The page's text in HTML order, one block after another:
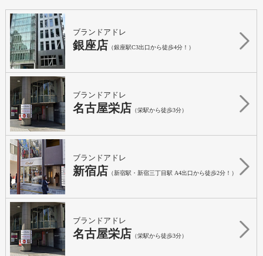
ブランドアドレ
銀座店 （銀座駅C3出口から徒歩4分！）
ブランドアドレ
名古屋栄店 （栄駅から徒歩3分）
ブランドアドレ
新宿店 （新宿駅・新宿三丁目駅 A4出口から徒歩2分！）
ブランドアドレ
名古屋栄店 （栄駅から徒歩3分）